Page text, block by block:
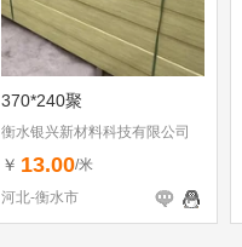
370*240聚
衡水银兴新材料科技有限公司
￥ 13.00/米
河北-衡水市